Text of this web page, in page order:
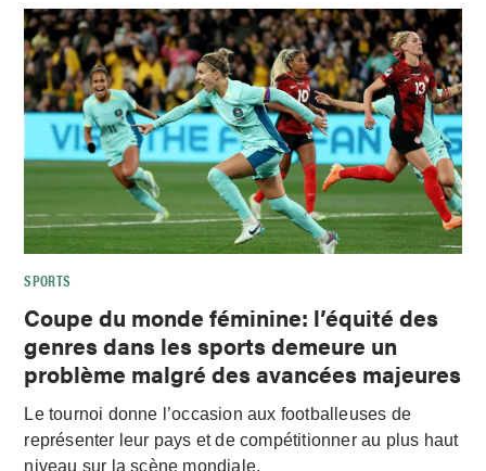
SPORTS
Coupe du monde féminine: l’équité des
genres dans les sports demeure un
problème malgré des avancées majeures
Le tournoi donne l’occasion aux footballeuses de
représenter leur pays et de compétitionner au plus haut
niveau sur la scène mondiale.